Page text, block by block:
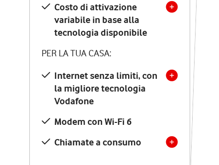
Costo di attivazione
variabile in base alla
tecnologia disponibile
PER LA TUA CASA:
Internet senza limiti, con
la migliore tecnologia
Vodafone
Modem con Wi-Fi 6
Chiamate a consumo
Costo di attivazione
variabile in base alla
tecnologia disponibile
PER LA TUA CASA:
Internet senza limiti, con
la migliore tecnologia
Vodafone
Modem Seven con Wi-Fi 7
Chiamate illimitate verso
numeri fissi e mobili
nazionali